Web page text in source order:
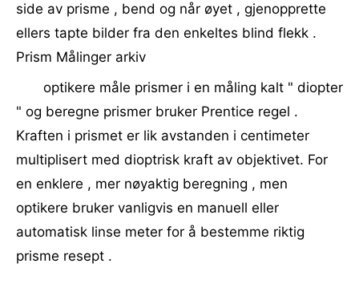
side av prisme , bend og når øyet , gjenopprette
ellers tapte bilder fra den enkeltes blind flekk .
Prism Målinger arkiv
optikere måle prismer i en måling kalt " diopter
" og beregne prismer bruker Prentice regel .
Kraften i prismet er lik avstanden i centimeter
multiplisert med dioptrisk kraft av objektivet. For
en enklere , mer nøyaktig beregning , men
optikere bruker vanligvis en manuell eller
automatisk linse meter for å bestemme riktig
prisme resept .